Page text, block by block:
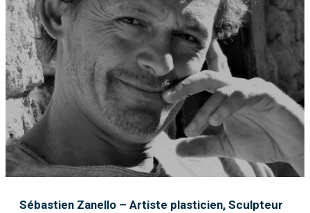
Sébastien Zanello – Artiste plasticien, Sculpteur